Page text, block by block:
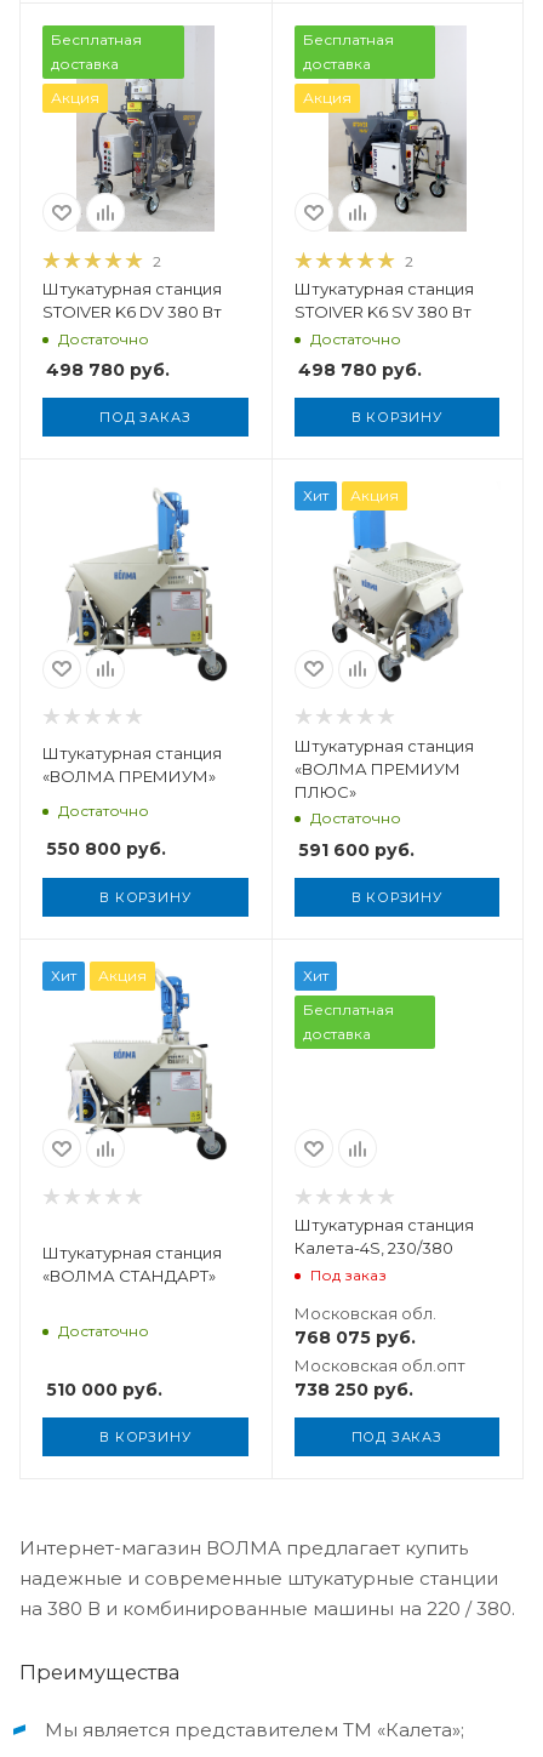
Бесплатная
доставка
Акция
2
Штукатурная станция
STOIVER K6 DV 380 Вт
Достаточно
498 780 руб.
ПОД ЗАКАЗ
Бесплатная
доставка
Акция
Вес, кг
250
2
Штукатурная станция
STOIVER K6 SV 380 Вт
Достаточно
498 780руб.
В КОРЗИНУ
Штукатурная станция
«ВОЛМА ПРЕМИУМ»
Достаточно
550 800 руб.
В КОРЗИНУ
Хит Акция
Объем бункера
150 кг
Тип смеси
самовыравнивающиеся,
известково-цементная,
Штукатурная станция
«ВОЛМА ПРЕМИУМ
ПЛЮС»
Достаточно
591 600руб.
В КОРЗИНУ
Хит Акция
Штукатурная станция
«ВОЛМА СТАНДАРТ»
Достаточно
510 000 руб.
В КОРЗИНУ
Хит
Бесплатная
доставка
Вес, кг
160 кг
Штукатурная станция
Калета-4S, 230/380
Под заказ
Московская обл.
768 075руб.
Московская обл.опт
738 250руб.
ПОД ЗАКАЗ
Интернет-магазин ВОЛМА предлагает купить
надежные и современные штукатурные станции
на 380 В и комбинированные машины на 220 / 380.
Преимущества
Мы является представителем ТМ «Калета»;